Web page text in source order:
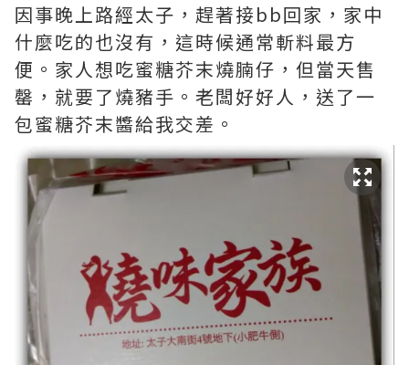
因事晚上路經太子，趕著接bb回家，家中
什麼吃的也沒有，這時候通常斬料最方
便。家人想吃蜜糖芥末燒腩仔，但當天售
罄，就要了燒豬手。老闆好好人，送了一
包蜜糖芥末醬給我交差。